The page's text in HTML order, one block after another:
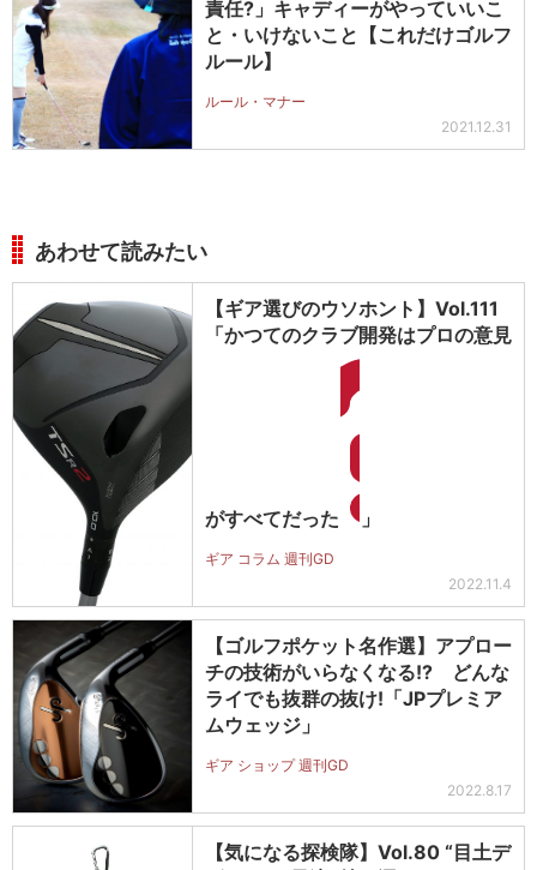
責任?」キャディーがやっていいこ
と・いけないこと【これだけゴルフ
ルール】
ルール・マナー
2021.12.31
あわせて読みたい
【ギア選びのウソホント】Vol.111
「かつてのクラブ開発はプロの意見
がすべてだった 」
ギア コラム 週刊GD
2022.11.4
【ゴルフポケット名作選】アプロー
チの技術がいらなくなる!? どんな
ライでも抜群の抜け!「JPプレミア
ムウェッジ」
ギア ショップ 週刊GD
2022.8.17
【気になる探検隊】Vol.80 “目土デ